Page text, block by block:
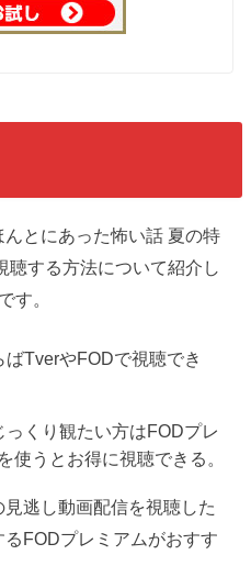
とにあった怖い話 夏の特
聴する方法について紹介し
す。
TverやFODで視聴でき
くり観たい方はFODプレ
使うとお得に視聴できる。
逃し動画配信を視聴した
FODプレミアムがおすす